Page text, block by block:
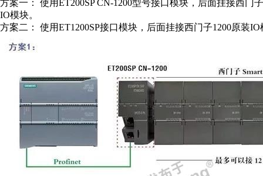
方案一： 使用ET200SP CN-1200型号接口模块，后面挂接西门
IO模块。
方案二： 使用ET1200SP接口模块，后面挂接西门子1200原装